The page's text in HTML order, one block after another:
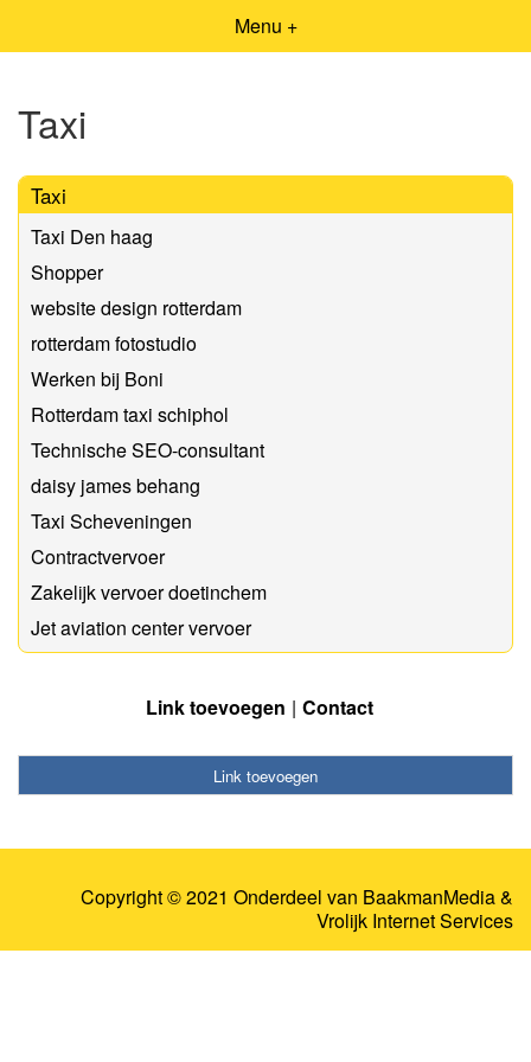
Menu +
Taxi
Taxi
Taxi Den haag
Shopper
website design rotterdam
rotterdam fotostudio
Werken bij Boni
Rotterdam taxi schiphol
Technische SEO-consultant
daisy james behang
Taxi Scheveningen
Contractvervoer
Zakelijk vervoer doetinchem
Jet aviation center vervoer
Link toevoegen Contact
Link toevoegen
Copyright © 2021 Onderdeel van BaakmanMedia&
Vrolijk Internet Services